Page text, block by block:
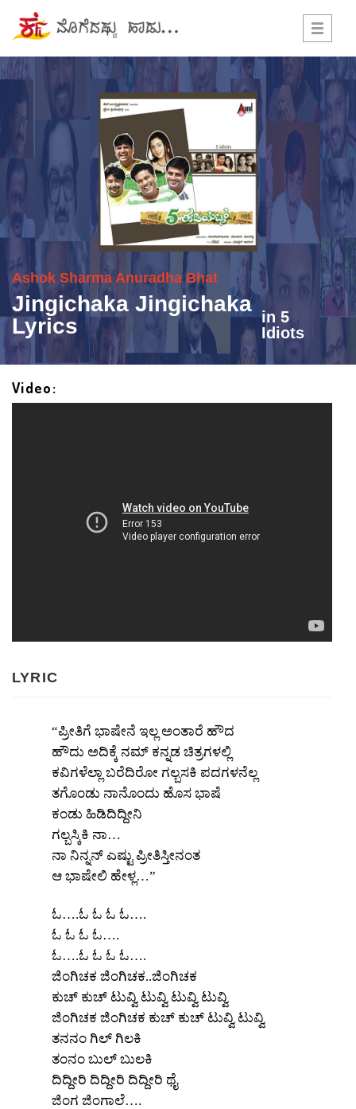
Toggle
Ashok SharmaAnuradha Bhat
Jingichaka Jingichaka
Lyrics
in5
Idiots
Video:
LYRIC
“ಪ್ರೀತಿಗೆ ಭಾಷೇನೆ ಇಲ್ಲ ಅಂತಾರೆ ಹೌದ
ಹೌದು ಅದಿಕ್ಕೆ ನಮ್‌ ಕನ್ನಡ ಚಿತ್ರಗಳಲ್ಲಿ
ಕವಿಗಳೆಲ್ಲಾ ಬರೆದಿರೋ ಗಲ್ಬಸಕಿ ಪದಗಳನೆಲ್ಲ
ತಗೊಂಡು ನಾನೊಂದು ಹೊಸ ಭಾಷೆ
ಕಂಡು ಹಿಡಿದಿದ್ದೀನಿ
ಗಲ್ಬಸ್ಕಿಕಿ ನಾ…
ನಾ ನಿನ್ನನ್‌ ಎಷ್ಟು ಪ್ರೀತಿಸ್ತೀನಂತ
ಆ ಭಾಷೇಲಿ ಹೇಳ್ಲ…”
ಓ….ಓ ಓ ಓ ಓ….
ಓ ಓ ಓ ಓ….
ಓ….ಓ ಓ ಓ ಓ….
ಜಿಂಗಿಚಕ ಜಿಂಗಿಚಕ..ಜಿಂಗಿಚಕ
ಕುಚ್‌ ಕುಚ್‌ ಟುವ್ವಿ ಟುವ್ವಿ ಟುವ್ವಿ ಟುವ್ವಿ
ಜಿಂಗಿಚಕ ಜಿಂಗಿಚಕ ಕುಚ್‌ ಕುಚ್‌ ಟುವ್ವಿ ಟುವ್ವಿ
ತನನಂ ಗಿಲ್‌ ಗಿಲಕಿ
ತಂನಂ ಬುಲ್‌ ಬುಲಕಿ
ದಿದ್ದೀರಿ ದಿದ್ದೀರಿ ದಿದ್ದೀರಿ ಥೈ
ಜಿಂಗ ಜಿಂಗಾಲೆ….